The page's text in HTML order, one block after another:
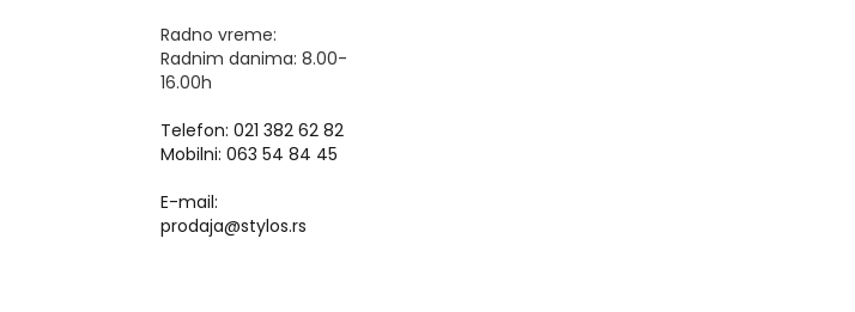
Radno vreme:
Radnim danima: 8.00-
16.00h
Telefon: 021 382 62 82
Mobilni: 063 54 84 45
E-mail:
prodaja@stylos.rs